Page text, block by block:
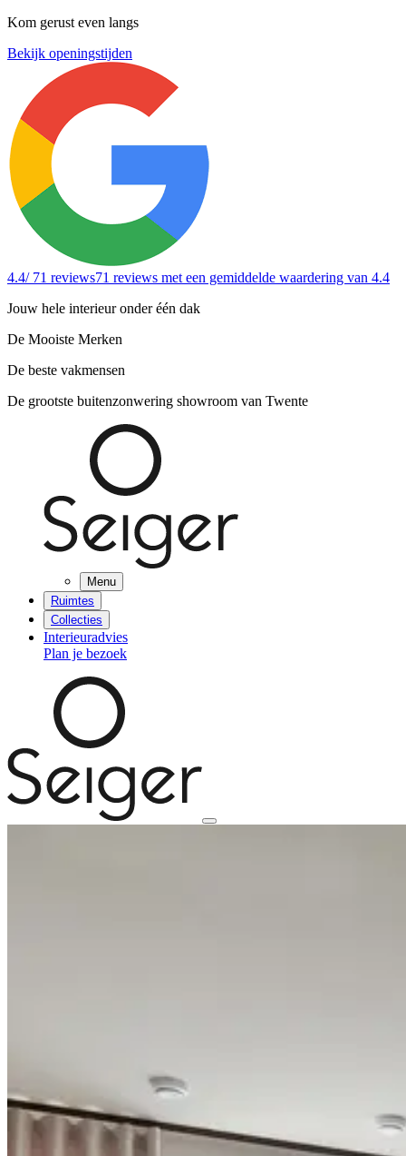
Kom gerust even langs
Bekijk openingstijden
4.4/ 71 reviews71 reviews met een gemiddelde waardering van 4.4
Jouw hele interieur onder één dak
De Mooiste Merken
De beste vakmensen
De grootste buitenzonwering showroom van Twente
Menu
Ruimtes
Collecties
Interieuradvies
Plan je bezoek